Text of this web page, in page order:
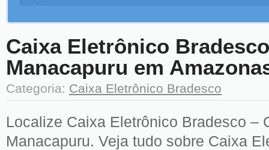
Caixa Eletrônico
Manacapuru em
Categoria: Caixa Eletrônico Bradesco
Localize Caixa Eletrônico Bradesco –
Manacapuru. Veja tudo sobre Caixa